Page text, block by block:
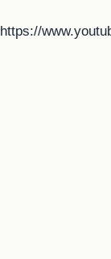
https://